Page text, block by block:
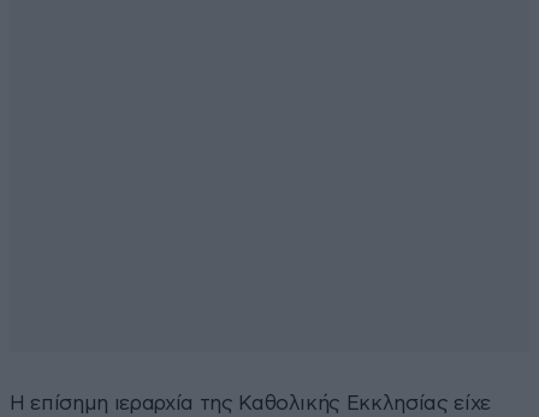
Η επίσημη ιεραρχία της Καθολικής Εκκλησίας είχε